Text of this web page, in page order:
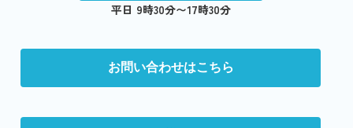
平日 9時30分〜17時30分
お問い合わせはこちら